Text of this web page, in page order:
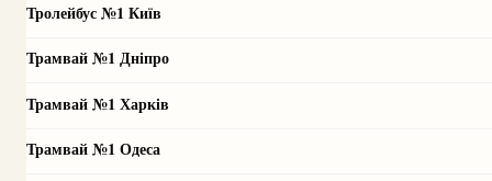
Тролейбус №1 Київ
Трамвай №1 Дніпро
Трамвай №1 Харків
Трамвай №1 Одеса